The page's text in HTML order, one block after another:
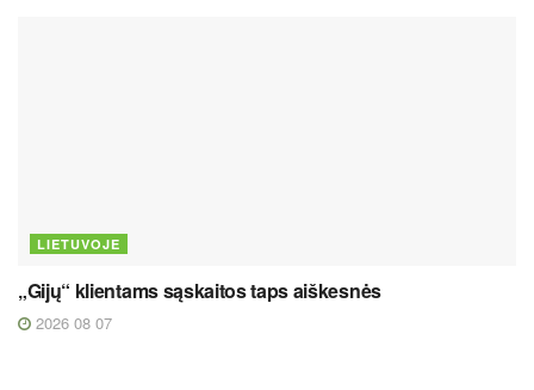
LIETUVOJE
„Gijų“ klientams sąskaitos taps aiškesnės
2026 08 07